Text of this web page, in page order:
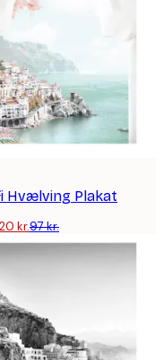
Hvælving Plakat
kr.97 kr.